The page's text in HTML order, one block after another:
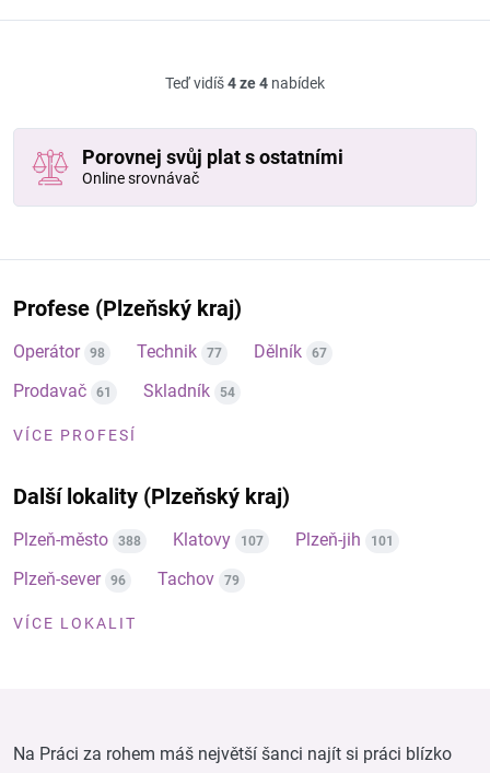
Teď vidíš4 ze 4 nabídek
Porovnej svůj plat s ostatními
Online srovnávač
Profese (Plzeňský kraj)
Operátor 98 Technik 77 Dělník 67
Prodavač 61 Skladník 54
VÍCE PROFESÍ
Další lokality (Plzeňský kraj)
Plzeň-město 388 Klatovy 107 Plzeň-jih 101
Plzeň-sever 96 Tachov 79
VÍCE LOKALIT
Na Práci za rohem máš největší šanci najít si práci blízko